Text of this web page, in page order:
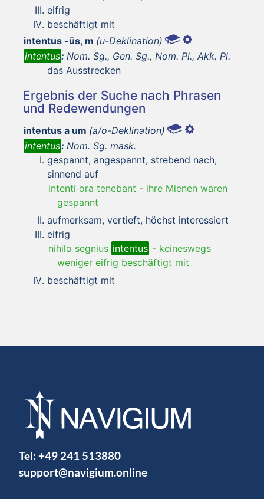
eifrig
beschäftigt mit
intentus -ūs, m (u-Deklination)
intentus: Nom. Sg., Gen. Sg., Nom. Pl., Akk. Pl.
das Ausstrecken
Ergebnis der Suche nach Phrasen
und Redewendungen
intentus a um (a/o-Deklination)
intentus: Nom. Sg. mask.
gespannt, angespannt, strebend nach,
sinnend auf
intenti ora tenebant - ihre Mienen waren
gespannt
aufmerksam, vertieft, höchst interessiert
eifrig
nihilo segnius intentus - keineswegs
weniger eifrig beschäftigt mit
beschäftigt mit
Tel: +49 241 513880
support@navigium.online